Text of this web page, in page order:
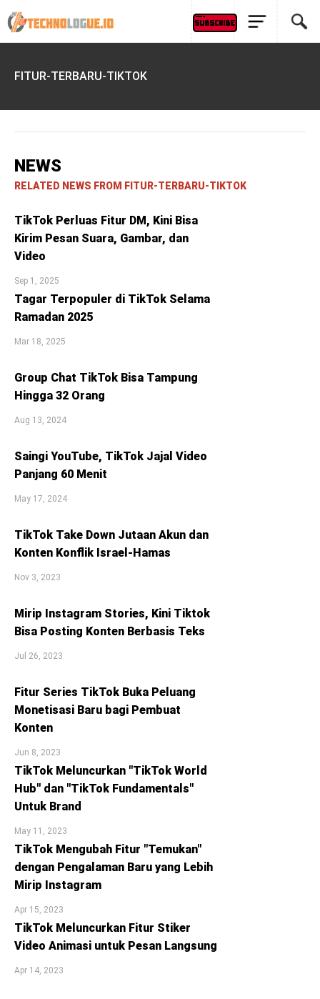
FITUR-TERBARU-TIKTOK
NEWS
RELATED NEWS FROM FITUR-TERBARU-TIKTOK
TikTok Perluas Fitur DM, Kini Bisa
Kirim Pesan Suara, Gambar, dan
Video
Sep 1, 2025
Tagar Terpopuler di TikTok Selama
Ramadan 2025
Mar 18, 2025
Group Chat TikTok Bisa Tampung
Hingga 32 Orang
Aug 13, 2024
Saingi YouTube, TikTok Jajal Video
Panjang 60 Menit
May 17, 2024
TikTok Take Down Jutaan Akun dan
Konten Konflik Israel-Hamas
Nov 3, 2023
Mirip Instagram Stories, Kini Tiktok
Bisa Posting Konten Berbasis Teks
Jul 26, 2023
Fitur Series TikTok Buka Peluang
Monetisasi Baru bagi Pembuat
Konten
Jun 8, 2023
TikTok Meluncurkan "TikTok World
Hub" dan "TikTok Fundamentals"
Untuk Brand
May 11, 2023
TikTok Mengubah Fitur "Temukan"
dengan Pengalaman Baru yang Lebih
Mirip Instagram
Apr 15, 2023
TikTok Meluncurkan Fitur Stiker
Video Animasi untuk Pesan Langsung
Apr 14, 2023